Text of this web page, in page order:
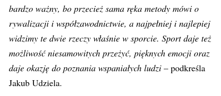
bardzo ważny, bo przecież sama ręka metody mówi o
rywalizacji i współzawodnictwie, a najpełniej i najlepiej
widzimy te dwie rzeczy właśnie w sporcie. Sport daje też
możliwość niesamowitych przeżyć, pięknych emocji oraz
daje okazję do poznania wspaniałych ludzi – podkreśla
Jakub Udziela.